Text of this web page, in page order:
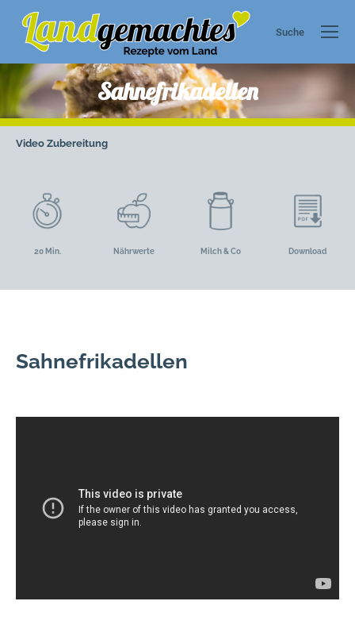
Search:
Suche
Sahnefrikadellen
Video Zubereitung
20 Min. Nährwerte Milch & Co Download
Sahnefrikadellen